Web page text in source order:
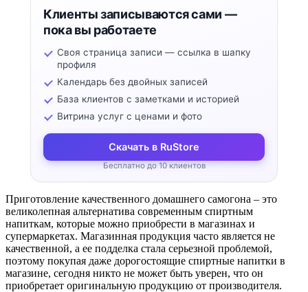
Клиенты записываются сами —
пока вы работаете
Своя страница записи — ссылка в шапку
профиля
Календарь без двойных записей
База клиентов с заметками и историей
Витрина услуг с ценами и фото
Скачать в RuStore
Бесплатно до 10 клиентов
Приготовление качественного домашнего самогона – это
великолепная альтернатива современным спиртным
напиткам, которые можно приобрести в магазинах и
супермаркетах. Магазинная продукция часто является не
качественной, а ее подделка стала серьезной проблемой,
поэтому покупая даже дорогостоящие спиртные напитки в
магазине, сегодня никто не может быть уверен, что он
приобретает оригинальную продукцию от производителя.